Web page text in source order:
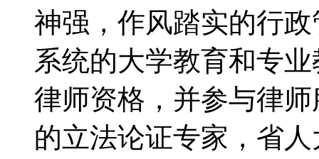
神强，作风踏实的行
系统的大学教育和专
律师资格，并参与律
的立法论证专家，省